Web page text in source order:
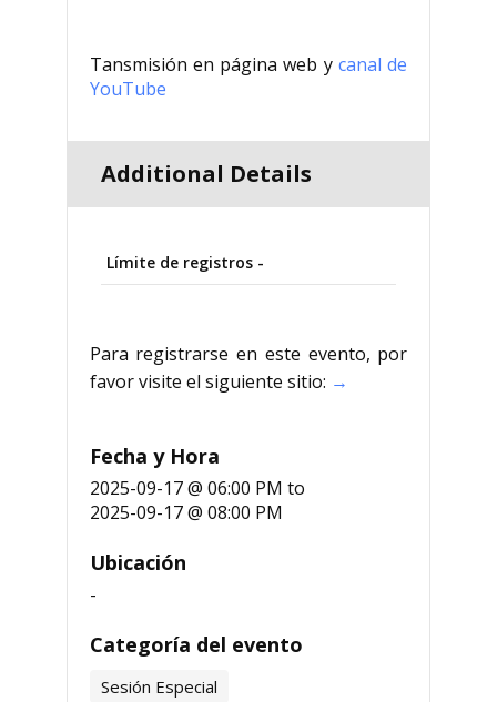
Tansmisión en página web y canal de
YouTube
Additional Details
Límite de registros -
Para registrarse en este evento, por
favor visite el siguiente sitio: →
Fecha y Hora
2025-09-17 @ 06:00 PM to
2025-09-17 @ 08:00 PM
Ubicación
-
Categoría del evento
Sesión Especial